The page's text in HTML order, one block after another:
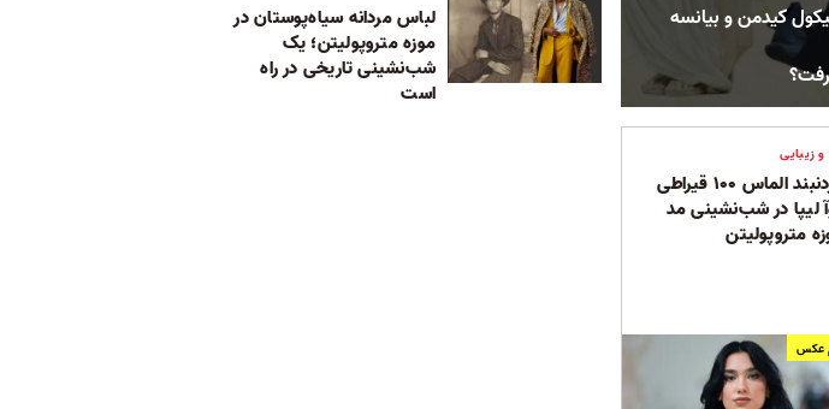
کیدمن و بیانسه
لباس مردانه سیاه‌پوستان در
موزه متروپولیتن؛ یک
شب‌نشینی تاریخی در راه
است
عکس
زیبایی
گردنبند الماس ۱۰۰ قیراطی
لیپا در شب‌نشینی مد
متروپولیتن